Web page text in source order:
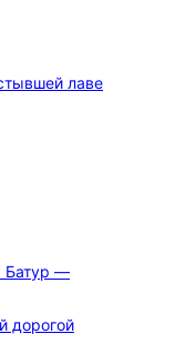
Батур —
дорогой